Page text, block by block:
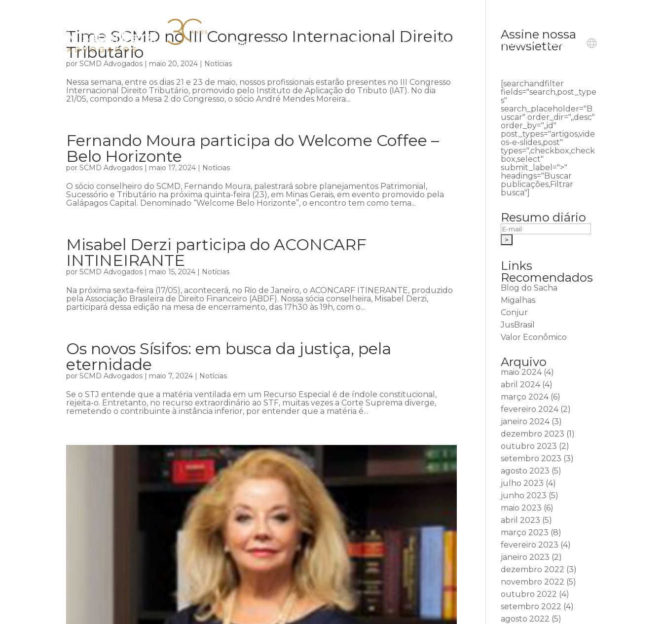
Início Institucional Áreas de atuação Equipe Publicações Ouvidoria Contato
Time SCMD no III Congresso Internacional Direito
Tributário
porSCMD Advogados | maio 20, 2024 | Notícias
Nessa semana, entre os dias 21 e 23 de maio, nossos profissionais estarão presentes no III Congresso
Internacional Direito Tributário, promovido pelo Instituto de Aplicação do Tributo (IAT). No dia
21/05, compondo a Mesa 2 do Congresso, o sócio André Mendes Moreira...
Fernando Moura participa do Welcome Coffee –
Belo Horizonte
porSCMD Advogados | maio 17, 2024 | Notícias
O sócio conselheiro do SCMD, Fernando Moura, palestrará sobre planejamentos Patrimonial,
Sucessório e Tributário na próxima quinta-feira (23), em Minas Gerais, em evento promovido pela
Galápagos Capital. Denominado “Welcome Belo Horizonte”, o encontro tem como tema...
Misabel Derzi participa do ACONCARF
INTINEIRANTE
porSCMD Advogados | maio 15, 2024 | Notícias
Na próxima sexta-feira (17/05), acontecerá, no Rio de Janeiro, o ACONCARF ITINERANTE, produzido
pela Associação Brasileira de Direito Financeiro (ABDF). Nossa sócia conselheira, Misabel Derzi,
participará dessa edição na mesa de encerramento, das 17h30 às 19h, com o...
Os novos Sísifos: em busca da justiça, pela
eternidade
porSCMD Advogados | maio 7, 2024 | Notícias
Se o STJ entende que a matéria ventilada em um Recurso Especial é de índole constitucional,
rejeita-o. Entretanto, no recurso extraordinário ao STF, muitas vezes a Corte Suprema diverge,
remetendo o contribuinte à instância inferior, por entender que a matéria é...
Assine nossa
newsletter
[searchandfilter
fields="search,post_type
s"
search_placeholder="B
uscar" order_dir=",,desc"
order_by=",,id"
post_types="artigos,vide
os-e-slides,post"
types=",checkbox,check
box,select"
submit_label=">"
headings="Buscar
publicações,Filtrar
busca"]
Resumo diário
Links
Recomendados
Blog do Sacha
Migalhas
Conjur
JusBrasil
Valor Econômico
Arquivo
maio 2024(4)
abril 2024(4)
março 2024(6)
fevereiro 2024(2)
janeiro 2024(3)
dezembro 2023 (1)
outubro 2023 (2)
setembro 2023 (3)
agosto 2023 (5)
julho 2023 (4)
junho 2023 (5)
maio 2023 (6)
abril 2023 (5)
março 2023 (8)
fevereiro 2023 (4)
janeiro 2023 (2)
dezembro 2022 (3)
novembro 2022 (5)
outubro 2022 (4)
setembro 2022 (4)
agosto 2022 (5)